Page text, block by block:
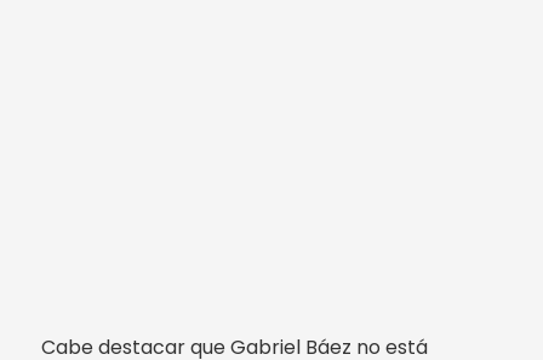
Cabe destacar que Gabriel Báez no está